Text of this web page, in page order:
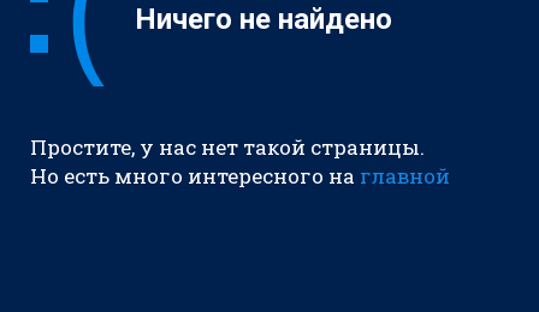
Ничего не найдено
Простите, у нас нет такой страницы.
Но есть много интересного на главной